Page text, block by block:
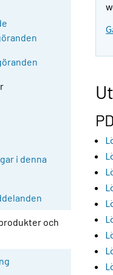
i denna
och